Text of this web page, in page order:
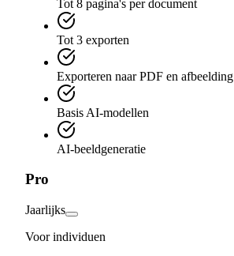
Tot 8 pagina's per document
Tot 3 exporten
Exporteren naar PDF en afbeelding
Basis AI-modellen
AI-beeldgeneratie
Pro
Jaarlijks
Voor individuen